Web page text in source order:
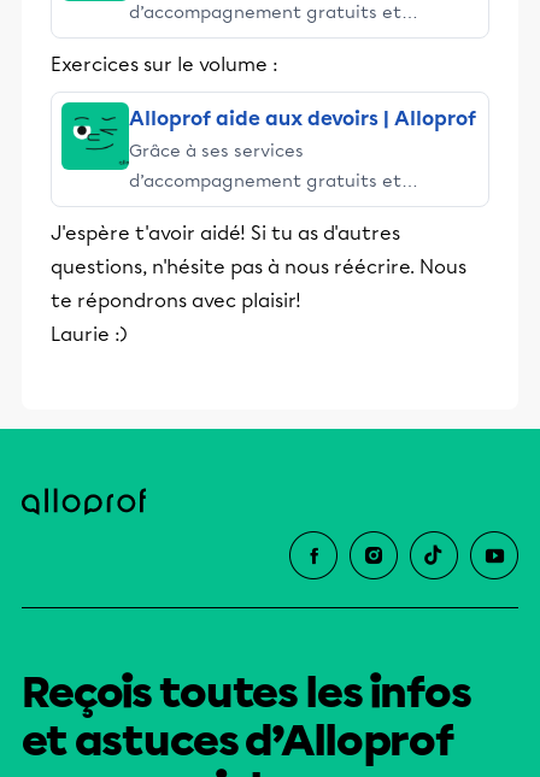
d’accompagnement gratuits et
stimulants, Alloprof engage les élèves
et leurs parents dans la réussite
Exercices sur le volume :
Alloprof aide aux devoirs | Alloprof
Grâce à ses services
d’accompagnement gratuits et
stimulants, Alloprof engage les élèves
et leurs parents dans la réussite
éducative.
J'espère t'avoir aidé! Si tu as d'autres
questions, n'hésite pas à nous réécrire. Nous
te répondrons avec plaisir!
Laurie :)
Reçois toutes les infos
et astuces d’Alloprof